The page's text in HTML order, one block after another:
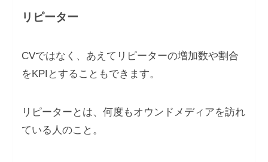
リピーター
CVではなく、あえてリピーターの増加数や割合
をKPIとすることもできます。
リピーターとは、何度もオウンドメディアを訪れ
ている人のこと。